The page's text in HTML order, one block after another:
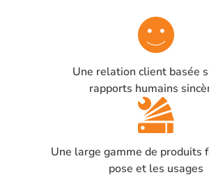
Une relation client basée
rapports humains
Une large gamme de produits
pose et les usages